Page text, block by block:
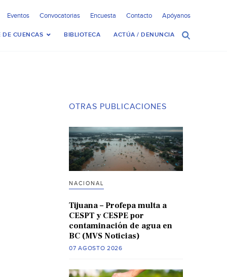
Eventos Convocatorias Encuesta Contacto Apóyanos
DE CUENCAS BIBLIOTECA ACTÚA / DENUNCIA
OTRAS PUBLICACIONES
NACIONAL
Tijuana – Profepa multa a
CESPT y CESPE por
contaminación de agua en
BC (MVS Noticias)
07 AGOSTO 2026